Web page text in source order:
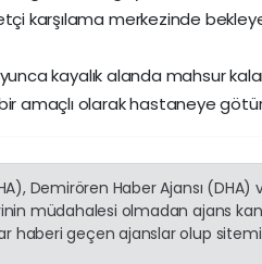
karşılama merkezinde
kayalık alanda mahsur
amaçlı olarak hastaneye
Demirören Haber Ajansı
müdahalesi olmadan ajans
haberi geçen ajanslar olup